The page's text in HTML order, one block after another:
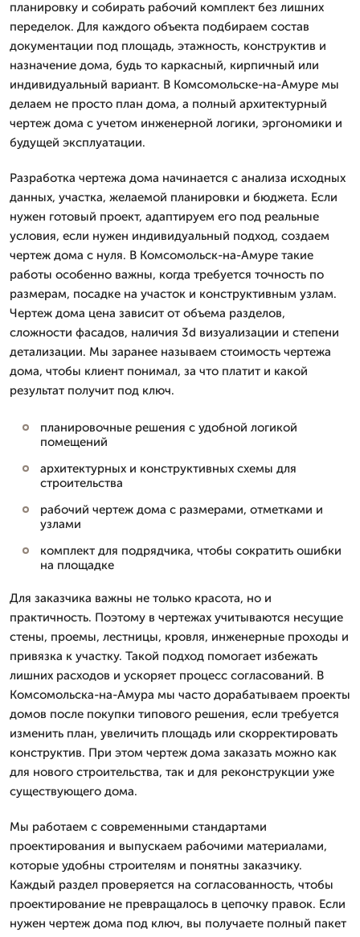
планировку и собирать рабочий комплект без лишних
переделок. Для каждого объекта подбираем состав
документации под площадь, этажность, конструктив и
назначение дома, будь то каркасный, кирпичный или
индивидуальный вариант. В Комсомольске-на-Амуре мы
делаем не просто план дома, а полный архитектурный
чертеж дома с учетом инженерной логики, эргономики и
будущей эксплуатации.
Разработка чертежа дома начинается с анализа исходных
данных, участка, желаемой планировки и бюджета. Если
нужен готовый проект, адаптируем его под реальные
условия, если нужен индивидуальный подход, создаем
чертеж дома с нуля. В Комсомольск-на-Амуре такие
работы особенно важны, когда требуется точность по
размерам, посадке на участок и конструктивным узлам.
Чертеж дома цена зависит от объема разделов,
сложности фасадов, наличия 3d визуализации и степени
детализации. Мы заранее называем стоимость чертежа
дома, чтобы клиент понимал, за что платит и какой
результат получит под ключ.
планировочные решения с удобной логикой
помещений
архитектурных и конструктивных схемы для
строительства
рабочий чертеж дома с размерами, отметками и
узлами
комплект для подрядчика, чтобы сократить ошибки
на площадке
Для заказчика важны не только красота, но и
практичность. Поэтому в чертежах учитываются несущие
стены, проемы, лестницы, кровля, инженерные проходы и
привязка к участку. Такой подход помогает избежать
лишних расходов и ускоряет процесс согласований. В
Комсомольска-на-Амура мы часто дорабатываем проекты
домов после покупки типового решения, если требуется
изменить план, увеличить площадь или скорректировать
конструктив. При этом чертеж дома заказать можно как
для нового строительства, так и для реконструкции уже
существующего дома.
Мы работаем с современными стандартами
проектирования и выпускаем рабочими материалами,
которые удобны строителям и понятны заказчику.
Каждый раздел проверяется на согласованность, чтобы
проектирование не превращалось в цепочку правок. Если
нужен чертеж дома под ключ, вы получаете полный пакет